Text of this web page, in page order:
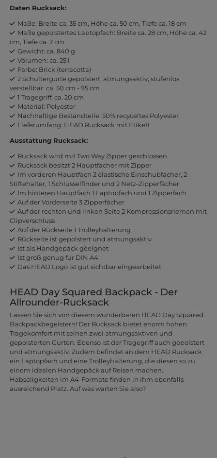
Daten Rucksack:
Maße: Breite ca. 35 cm, Höhe ca. 50 cm, Tiefe ca. 18 cm
Maße gepolstertes Laptopfach: Breite ca. 28 cm, Höhe ca. 42
cm, Tiefe ca. 2 cm
Gewicht: ca. 840 g
Volumen: ca. 25 l
Farbe: Brick (terracotta)
2 Schultergurte gepolstert, atmungsaktiv, stufenlos
verstellbar: ca. 50 cm - 95 cm
1 Tragegriff: ca. 20 cm
Material: Polyester
Nachhaltige Bestandteile: 50% recyceltes Polyester
Lieferumfang: HEAD Rucksack mit Etikett
Ausstattung Rucksack:
Rucksack wird mit Two Way Zipper geschlossen
Rucksack besitzt 2 Hauptfächer mit Zipper
Im vorderen Hauptfach 2 elastische Einschubfächer, 2
Stiftehalter, 1 Schlüsselfinder und 2 Netz-Zipperfächer
Im hinteren Hauptfach 1 Laptopfach und 1 Zipperfach
Auf der Vorderseite 3 Zipperfächer
Auf der rechten und linken Seite 2 Kompressionsriemen mit
Clipverschluss
Auf der Rückseite 1 Trolleyhalterung
Rückseite ist gepolstert und atmungsaktiv
Ist als Handgepäck geeignet
Ist groß genug für DIN A4
Das HEAD Logo ist gut sichtbar eingearbeitet
HEAD Day Squared Backpack - Der
Allrounder-Rucksack
Lassen Sie sich von diesem wunderbaren HEAD Day Squared
Backpackbegeistern! Der Rucksack bietet enorm hohen
Tragekomfort mit seinen zwei atmungsaktiven und
gepolsterten Gurten. Ebenso ist der Tragegriff auch gepolstert
und atmungsaktiv. Zudem befindet an dem HEAD Rucksack
ein Laptopfach und eine Trolleyhalterung, die diesen so zu
einem idealen Handgepäck auf Reisen machen.
Habseligkeiten im A4-Formate finden in ihm ebenfalls
ausreichend Platz. Auf was warten Sie also?